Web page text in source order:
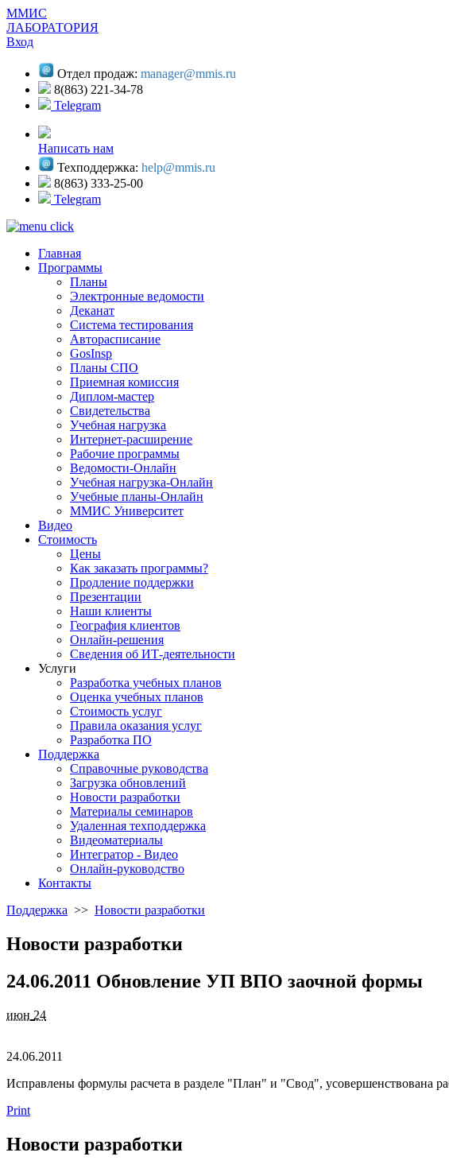
ММИС
ЛАБОРАТОРИЯ
Вход
Отдел продаж: manager@mmis.ru
8(863) 221-34-78
Telegram
Написать нам
Техподдержка: help@mmis.ru
8(863) 333-25-00
Telegram
Главная
Программы
Планы
Электронные ведомости
Деканат
Система тестирования
Авторасписание
GosInsp
Планы СПО
Приемная комиссия
Диплом-мастер
Свидетельства
Учебная нагрузка
Интернет-расширение
Рабочие программы
Ведомости-Онлайн
Учебная нагрузка-Онлайн
Учебные планы-Онлайн
ММИС Университет
Видео
Стоимость
Цены
Как заказать программы?
Продление поддержки
Презентации
Наши клиенты
География клиентов
Онлайн-решения
Сведения об ИТ-деятельности
Услуги
Разработка учебных планов
Оценка учебных планов
Стоимость услуг
Правила оказания услуг
Разработка ПО
Поддержка
Справочные руководства
Загрузка обновлений
Новости разработки
Материалы семинаров
Удаленная техподдержка
Видеоматериалы
Интегратор - Видео
Онлайн-руководство
Контакты
Поддержка >> Новости разработки
Новости разработки
24.06.2011 Обновление УП ВПО заочной формы
июн 24
24.06.2011
Исправлены формулы расчета в разделе "План" и "Свод", усовершенствована
Print
Новости разработки